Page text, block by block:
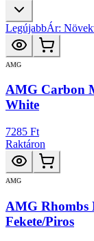
LegújabbÁr:
AMG
AMG Carbon
White
7285 Ft
Raktáron
AMG
AMG Rhombs
Fekete/Piros